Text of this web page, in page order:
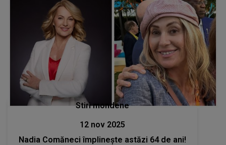
Stiri mondene
12 nov 2025
Nadia Comăneci împlinește astăzi 64 de ani!